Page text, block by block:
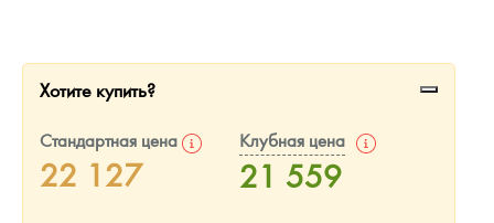
Наборы подарочных и коллекционных монет
Монеты и жетоны из недрагоценных металлов
Хотите купить?
Стандартная цена
22 127
Клубная цена
21 559